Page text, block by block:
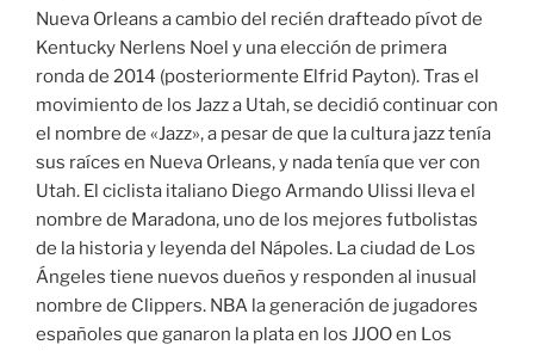
Nueva Orleans a cambio del recién drafteado pívot de
Kentucky Nerlens Noel y una elección de primera
ronda de 2014 (posteriormente Elfrid Payton). Tras el
movimiento de los Jazz a Utah, se decidió continuar con
el nombre de «Jazz», a pesar de que la cultura jazz tenía
sus raíces en Nueva Orleans, y nada tenía que ver con
Utah. El ciclista italiano Diego Armando Ulissi lleva el
nombre de Maradona, uno de los mejores futbolistas
de la historia y leyenda del Nápoles. La ciudad de Los
Ángeles tiene nuevos dueños y responden al inusual
nombre de Clippers. NBA la generación de jugadores
españoles que ganaron la plata en los JJOO en Los